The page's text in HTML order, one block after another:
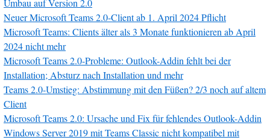
Umbau auf Version 2.0
Neuer Microsoft Teams 2.0-Client ab 1. April 2024 Pflicht
Microsoft Teams: Clients älter als 3 Monate funktionieren ab April
2024 nicht mehr
Microsoft Teams 2.0-Probleme: Outlook-Addin fehlt bei der
Installation; Absturz nach Installation und mehr
Teams 2.0-Umstieg: Abstimmung mit den Füßen? 2/3 noch auf altem
Client
Microsoft Teams 2.0: Ursache und Fix für fehlendes Outlook-Addin
Windows Server 2019 mit Teams Classic nicht kompatibel mit